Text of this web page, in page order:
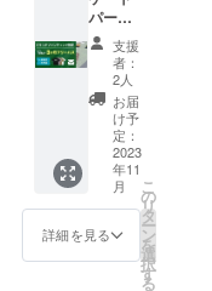
用開始
日より
１年間
の登録
となり
ます。
スクー
ルとの
併用は
不可に
なりま
シャツ
サイズ
り１ヶ
月間有
効 配布
時期
2023年
１1月中
を予定
してま
す。 現
在会員
でない
方は会
名につ
き+５０
円））
お礼
メール
LIFE
パーク
の電話
にて希
望日及
び人数
パーク
施設利
用券】
クラウ
ドファ
ンティ
ング限
定 金
額１
９，０
００円
スケー
トパー
ク３ヶ
支援
者：
2人
お届
け予
定：
2023
年11
月
詳細を見る
こ
の
リ
タ
ー
ン
を
選
択
す
る